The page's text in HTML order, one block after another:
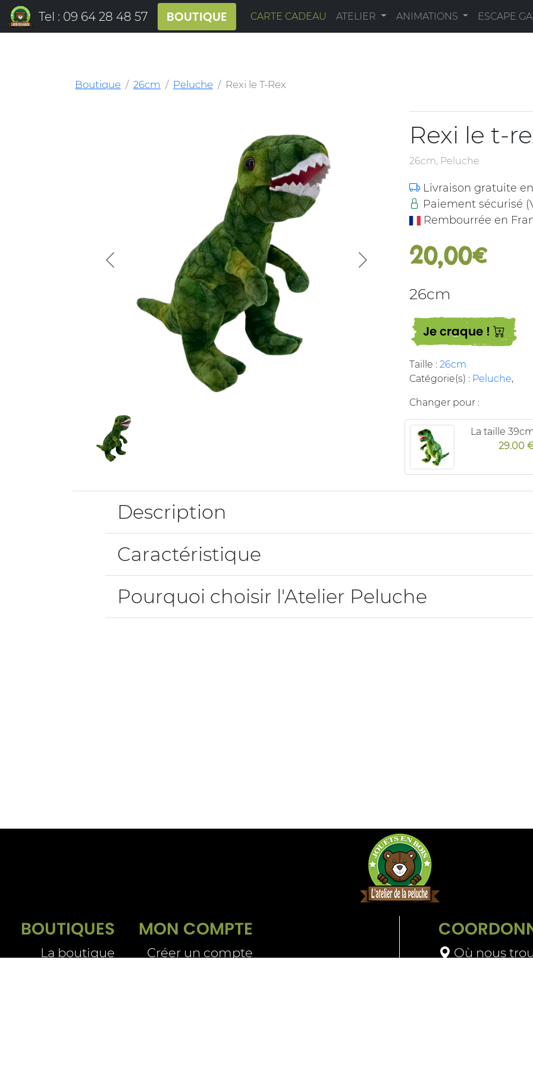
Tel : 09 64 28 48 57 BOUTIQUE CARTE CADEAU ATELIER ANIMATIONS ESCAPE
Boutique 26cm Peluche Rexi le T-Rex
Previous Next
Rexi le t-
26cm, Peluche
Livraison gratuite
Paiement sécurisé
Rembourrée en
20,00€
26cm
Je craque !
Taille : 26cm
Catégorie(s) : Peluche,
Changer pour :
La taille
29.00
Description
Caractéristique
Pourquoi choisir l'Atelier Peluche
BOUTIQUES
La boutique
MON COMPTE
Créer un compte
Où nous